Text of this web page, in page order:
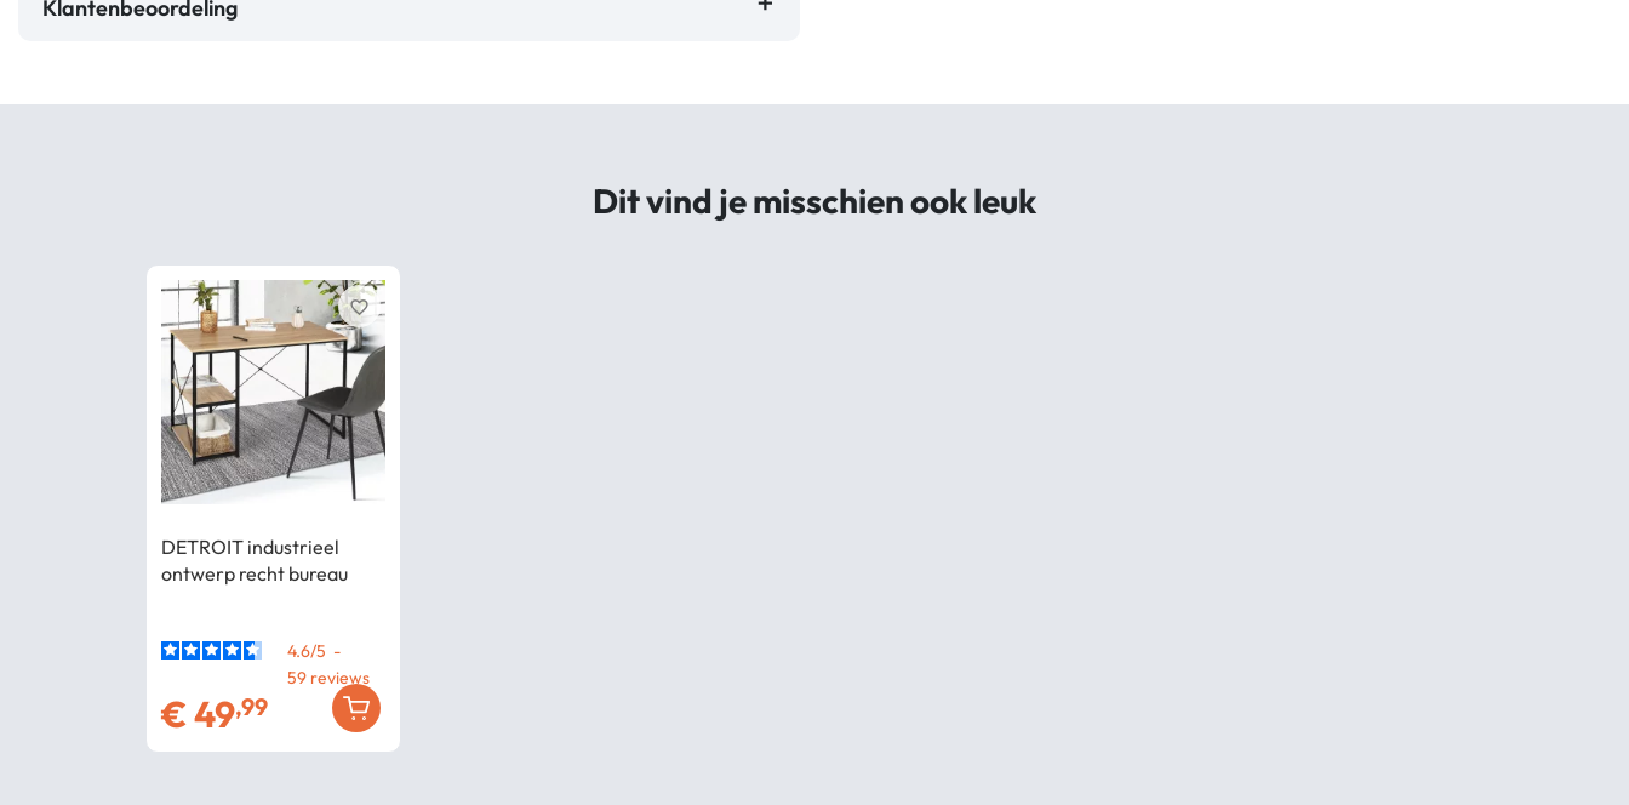
Klantenbeoordeling
Dit vind je misschien ook leuk
DETROIT industrieel
ontwerp recht bureau
4.6/5 -
59
€49,99
favorite_border